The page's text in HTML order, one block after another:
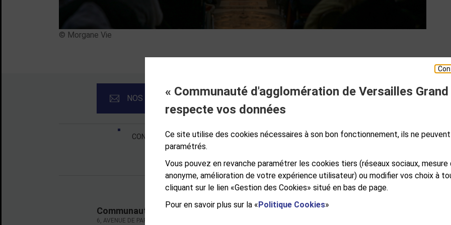
« Communauté d'agglomération de Versailles Grand
respecte vos données
Ce site utilise des cookies nécessaires à son bon fonctionnement, ils ne
paramétrés.
Vous pouvez en revanche paramétrer les cookies tiers (réseaux sociaux, mesure
anonyme, amélioration de votre expérience utilisateur) ou modifier vos choix à
cliquant sur le lien «Gestion des Cookies» situé en bas de page.
Pour en savoir plus sur la «Politique Cookies»
© Morgane Vie
NOS NEWSLETTERS ESPACE PRESSE
Liens bas de page
CONTACT MENTIONS LÉGALES PLAN DE SITE ACCESSIBILITÉ NUMÉRIQUE
GESTION DES COOKIES
Communauté d'agglomération de Versailles Grand Parc
6, AVENUE DE PARIS - CS 10922 - 78009 VERSAILLES CEDEX